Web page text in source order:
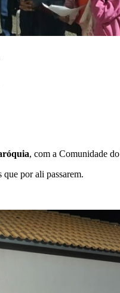
, com a Comunidade do
que por ali passarem.